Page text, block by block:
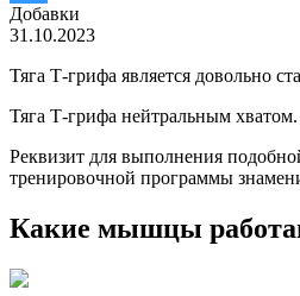
Добавки
31.10.2023
Тяга Т-грифа является довольно
Тяга Т-грифа нейтральным хватом.
Реквизит для выполнения
тренировочной программы
Какие мышцы